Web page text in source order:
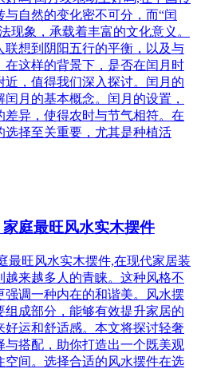
自然的变化密不可分，而“闰
现象，承载着丰富的文化意义。
联想到阴阳五行的平衡，以及与
在这样的背景下，是否在闰月时
近，值得我们深入探讨。闰月的
月的基本概念。闰月的设置，
差异，使得农时与节气相符。在
选择至关重要，尤其是种植活
庭最旺风水实木摆件
最旺风水实木摆件,在现代家居装
越来越多人的青睐。这种风格不
强调一种内在的和谐美。风水摆
组成部分，能够有效提升家居的
好运和舒适感。本文将探讨轻奢
与搭配，助你打造出一个既美观
空间。选择合适的风水摆件在选